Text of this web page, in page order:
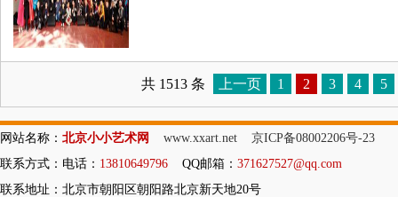
共 1513 条 上一页 1 2 3 4 5
网站名称： 北京小小艺术网 www.xxart.net
京ICP备08002206号-23
联系方式：电话： 13810649796 QQ邮箱： 371627527@qq.com
联系地址：北京市朝阳区朝阳路北京新天地20号